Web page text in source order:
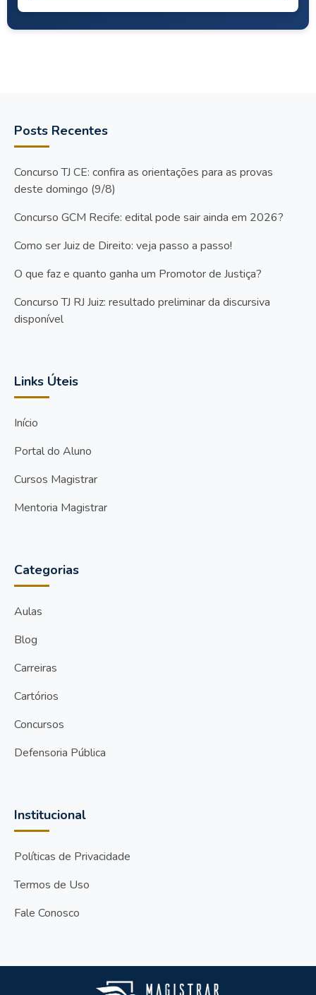
Posts Recentes
Concurso TJ CE: confira as orientações para as provas
deste domingo (9/8)
Concurso GCM Recife: edital pode sair ainda em 2026?
Como ser Juiz de Direito: veja passo a passo!
O que faz e quanto ganha um Promotor de Justiça?
Concurso TJ RJ Juiz: resultado preliminar da discursiva
disponível
Links Úteis
Início
Portal do Aluno
Cursos Magistrar
Mentoria Magistrar
Categorias
Aulas
Blog
Carreiras
Cartórios
Concursos
Defensoria Pública
Institucional
Políticas de Privacidade
Termos de Uso
Fale Conosco